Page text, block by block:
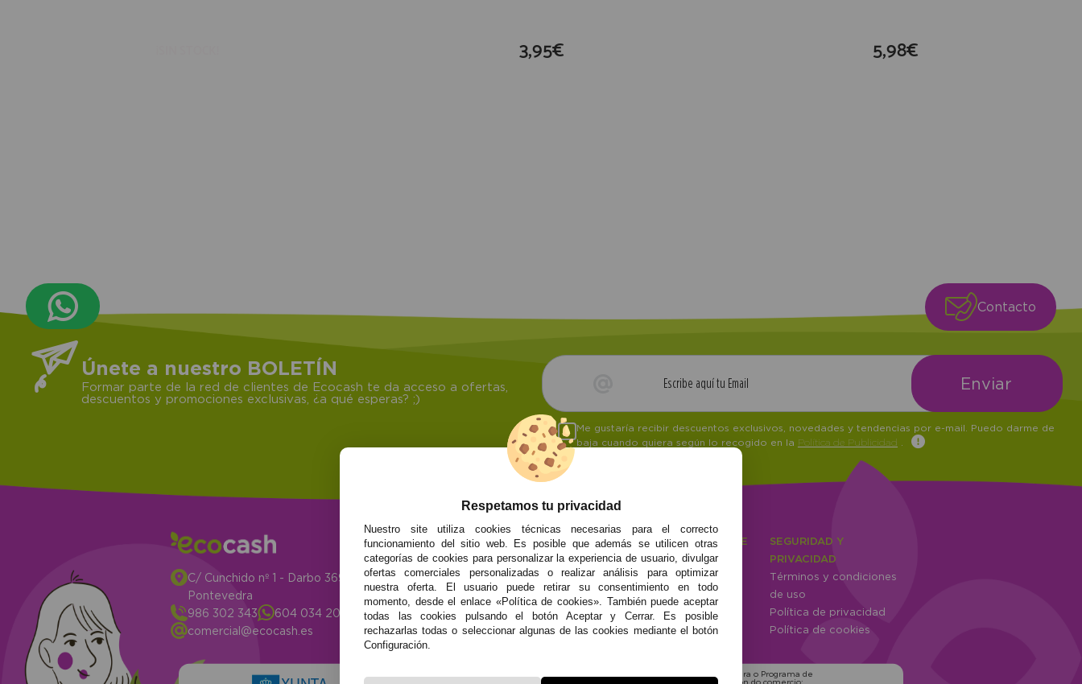
3,95€ 5,98€
Únete a nuestro BOLETÍN
Formar parte de la red de clientes de Ecocash te da acceso a ofertas,
descuentos y promociones exclusivas, ¿a qué esperas? ;)
Me gustaría recibir descuentos exclusivos, novedades y tendencias por e-mail. Puedo darme de
baja cuando quiera según lo recogido en la Política de Publicidad
C/ Cunchido nº 1 - Darbo 36940 Cangas
Pontevedra
986 302 343
604 034 204
comercial@ecocash.es
NOSOTROS
Quiénes somos
Info
ATENCIÓN AL CLIENTE
Envíos y devoluciones
Formas de pago
Preguntas Frecuentes
Contacto
SEGURIDAD Y
PRIVACIDAD
Términos y condiciones
de uso
Política de privacidad
Política de cookies
Financiado pola
Subvencións para o Programa de
modernización do comercio:
Contacto
Respetamos tu privacidad
Nuestro site utiliza cookies técnicas necesarias para el correcto
funcionamiento del sitio web. Es posible que además se utilicen otras
categorías de cookies para personalizar la experiencia de usuario, divulgar
ofertas comerciales personalizadas o realizar análisis para optimizar
nuestra oferta. El usuario puede retirar su consentimiento en todo
momento, desde el enlace «Política de cookies». También puede aceptar
todas las cookies pulsando el botón Aceptar y Cerrar. Es posible
rechazarlas todas o seleccionar algunas de las cookies mediante el botón
Configuración.